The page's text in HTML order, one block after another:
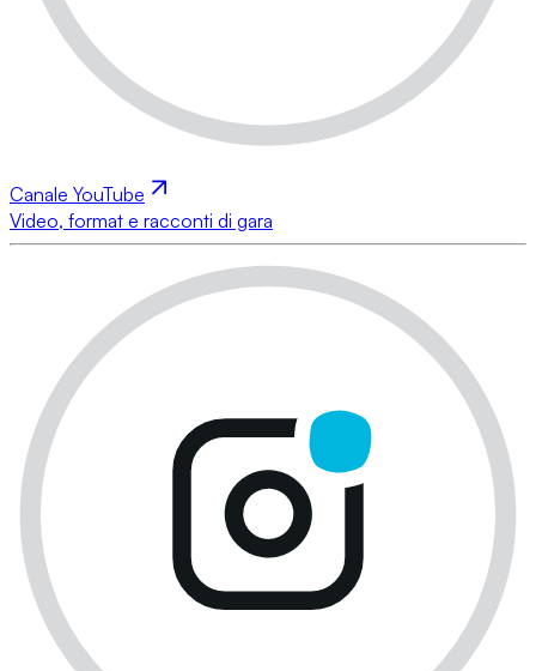
Canale YouTube
Video, format e racconti di gara